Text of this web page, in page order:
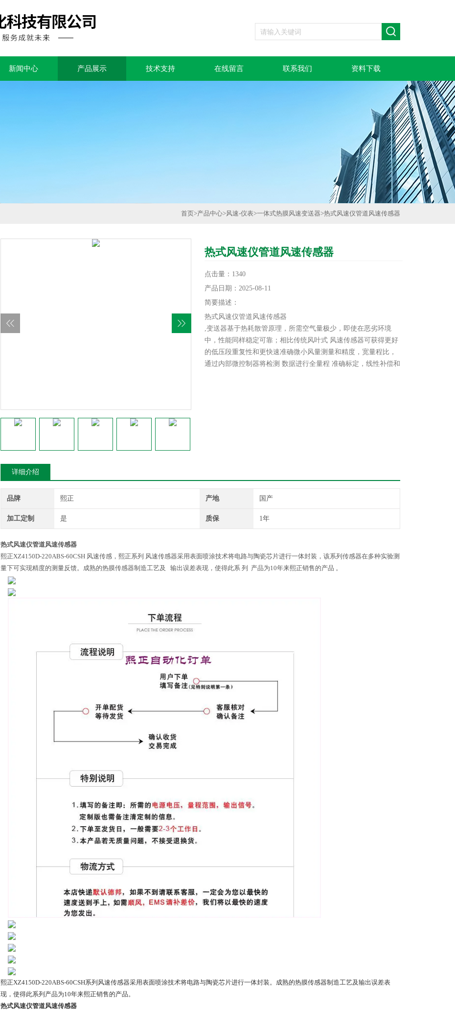
新闻中心 产品展示 技术支持 在线留言 联系我们 资料下载
首页>产品中心>风速-仪表>一体式热膜风速变送器>热式风速仪管道风速传感器
热式风速仪管道风速传感器
点击量：1340
产品日期：2025-08-11
简要描述：
热式风速仪管道风速传感器
,变送器基于热耗散管原理，所需空气量极少，即使在恶劣环境
中，性能同样稳定可靠；相比传统风叶式 风速传感器可获得更好
的低压段重复性和更快速准确微小风量测量和精度，宽量程比，
通过内部微控制器将检测 数据进行全量程 准确标定，线性补偿和
详细介绍
品牌 熙正 产地 国产
加工定制 是 质保 1年
热式风速仪管道风速传感器
熙正XZ4150D-220ABS-60CSH 风速传感，熙正系列 风速传感器采用表面喷涂技术将电路与陶瓷芯片进行一体封装，该系列传感器在多种实验测
量下可实现精度的测量反馈。成熟的热膜传感器制造工艺及 输出误差表现，使得此系 列 产品为10年来熙正销售的产品 。
熙正XZ4150D-220ABS-60CSH系列风速传感器采用表面喷涂技术将电路与陶瓷芯片进行一体封装。成熟的热膜传感器制造工艺及输出误差表
现，使得此系列产品为10年来熙正销售的产品。
热式风速仪管道风速传感器